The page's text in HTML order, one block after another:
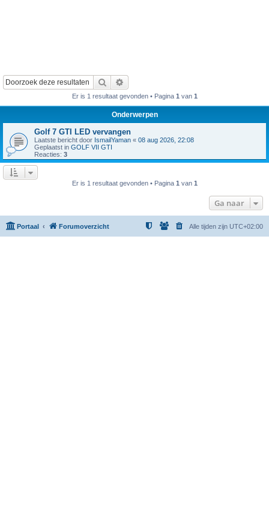
Zoek
Er is 1 resultaat gevonden • Pagina 1 van 1
Onderwerpen
Golf 7 GTI LED vervangen
Laatste bericht door IsmailYaman « 08 aug 2026, 22:08
Geplaatst in GOLF VII GTI
Reacties: 3
Er is 1 resultaat gevonden • Pagina 1 van 1
Ga naar
Portaal Forumoverzicht Alle tijden zijn UTC+02:00